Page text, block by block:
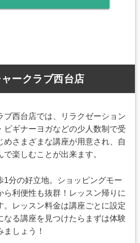
ークラブ西台店
ブ西台店では、リラクゼーション
ビギナーヨガなどの少人数制で受
めさまざまな講座が用意され、自
楽しむことが出来ます。
1分の好立地。ショッピングモー
ら利便性も抜群！レッスン帰りに
。レッスン料金は講座ごとに設定
なる講座を見つけたらまずは体験
しょう！